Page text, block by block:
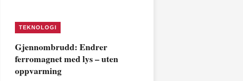
TEKNOLOGI
Gjennombrudd: Endrer
ferromagnet med lys – uten
oppvarming